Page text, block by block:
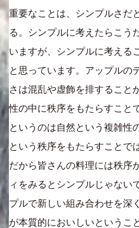
重要なことは、シンプルさだ
る。シンプルに考えたらこう
いますが、シンプルに考える
と思っています。アップルの
さは混乱や虚飾を排すること
性の中に秩序をもたらすこと
というのは自然という複雑性
という秩序をもたらすことで
だから皆さんの料理には秩序
ィをみるとシンプルじゃない
プルで新しい組み合わせを深
が本質的においしいというこ